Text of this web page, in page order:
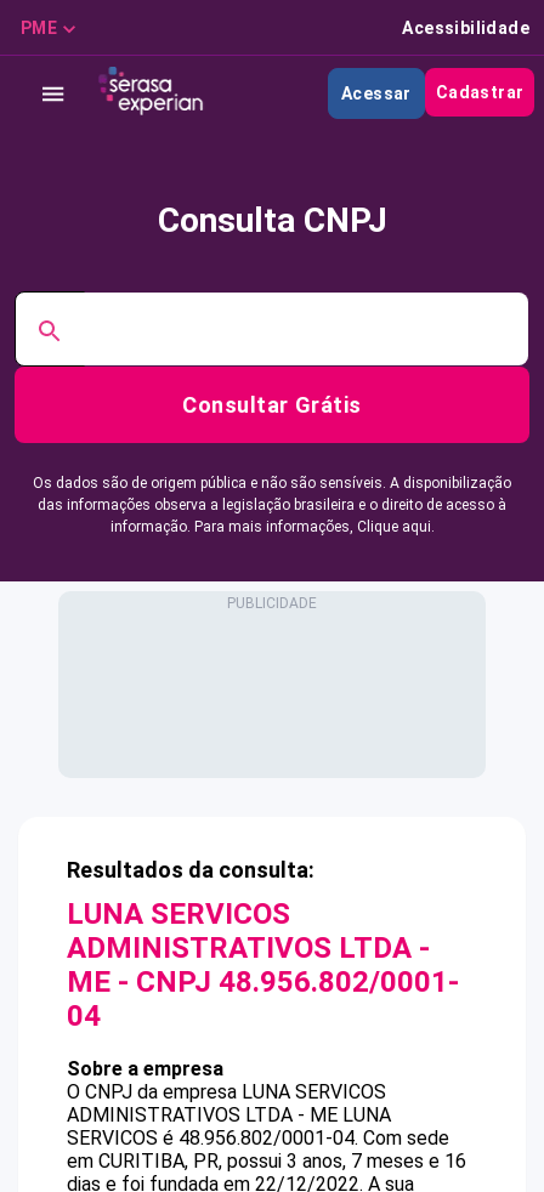
PME Acessibilidade
Acessar Cadastrar
Consulta CNPJ
Consultar Grátis
Os dados são de origem pública e não são sensíveis. A disponibilização
das informações observa a legislação brasileira e o direito de acesso à
informação. Para mais informações, Clique aqui.
Resultados da consulta:
LUNA SERVICOS
ADMINISTRATIVOS LTDA -
ME - CNPJ 48.956.802/0001-
04
Sobre a empresa
O CNPJ da empresa LUNA SERVICOS
ADMINISTRATIVOS LTDA - ME LUNA
SERVICOS é 48.956.802/0001-04. Com sede
em CURITIBA, PR, possui 3 anos, 7 meses e 16
dias e foi fundada em 22/12/2022. A sua